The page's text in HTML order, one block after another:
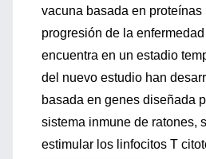
vacuna basada en proteínas
progresión de la
encuentra en un estadio
del nuevo estudio han
basada en genes diseñada
sistema inmune de ratones,
estimular los linfocitos T